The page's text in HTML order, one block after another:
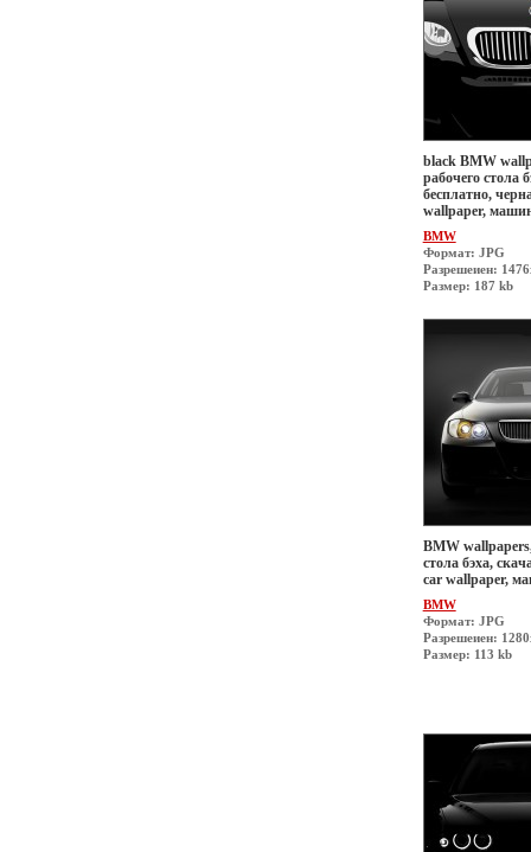
black BMW
рабочего стола
бесплатно,
wallpaper,
BMW
Формат: JPG
Разрешеиен:
Размер: 187 kb
BMW
стола бэха,
car wallpaper,
BMW
Формат: JPG
Разрешеиен:
Размер: 113 kb